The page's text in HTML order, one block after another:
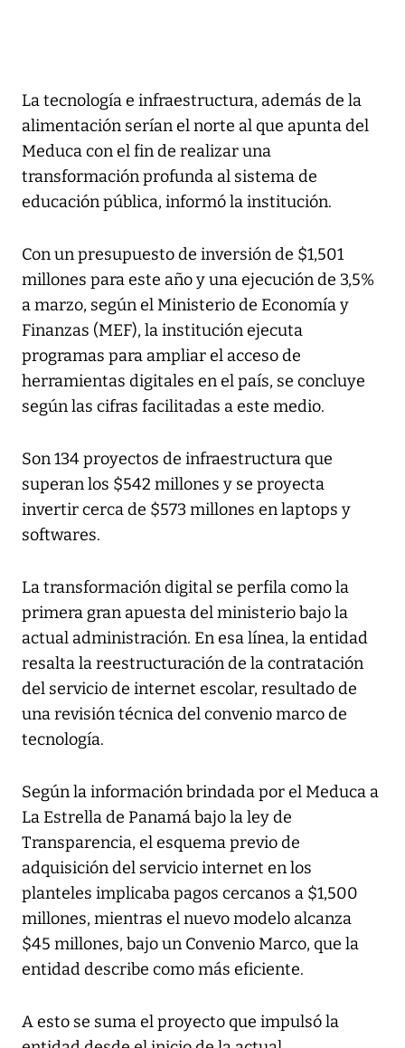
La tecnología e infraestructura, además de la
alimentación serían el norte al que apunta del
Meduca con el fin de realizar una
transformación profunda al sistema de
educación pública, informó la institución.
Con un presupuesto de inversión de $1,501
millones para este año y una ejecución de 3,5%
a marzo, según el Ministerio de Economía y
Finanzas (MEF), la institución ejecuta
programas para ampliar el acceso de
herramientas digitales en el país, se concluye
según las cifras facilitadas a este medio.
Son 134 proyectos de infraestructura que
superan los $542 millones y se proyecta
invertir cerca de $573 millones en laptops y
softwares.
La transformación digital se perfila como la
primera gran apuesta del ministerio bajo la
actual administración. En esa línea, la entidad
resalta la reestructuración de la contratación
del servicio de internet escolar, resultado de
una revisión técnica del convenio marco de
tecnología.
Según la información brindada por el Meduca a
La Estrella de Panamá bajo la ley de
Transparencia, el esquema previo de
adquisición del servicio internet en los
planteles implicaba pagos cercanos a $1,500
millones, mientras el nuevo modelo alcanza
$45 millones, bajo un Convenio Marco, que la
entidad describe como más eficiente.
A esto se suma el proyecto que impulsó la